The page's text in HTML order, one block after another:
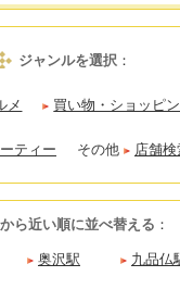
ジャンルを選択：
メ 買い物・ショッピ
ティー その他 店舗
ら近い順に並べ替える ：
奥沢駅 九品仏